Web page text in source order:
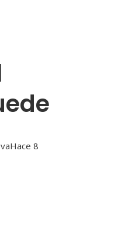
Hace 8